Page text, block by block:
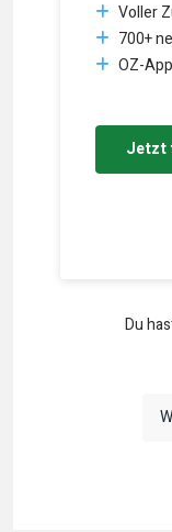
Voller
700+
OZ-
Jetzt
Du